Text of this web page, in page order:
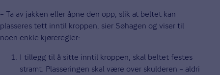
– Ta av jakken eller åpne den opp, slik at beltet kan
plasseres tett inntil kroppen, sier Søhagen og viser til
noen enkle kjøreregler:
I tillegg til å sitte inntil kroppen, skal beltet festes
stramt. Plasseringen skal være over skulderen – aldri